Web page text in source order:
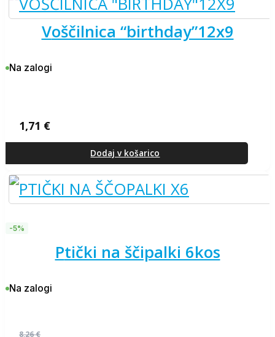
voščilnica “birthday”12x9
Na zalogi
1,71 €
Dodaj v košarico
-5%
ptički na ščipalki 6kos
Na zalogi
8,26€